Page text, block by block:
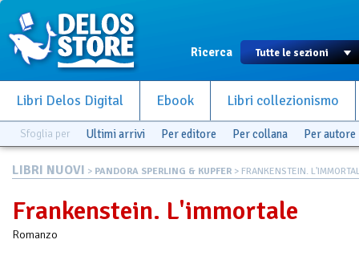
Ricerca
Libri Delos Digital Ebook Libri collezionismo
Sfoglia per Ultimi arrivi Per editore Per collana Per autore
LIBRI NUOVI > PANDORA SPERLING & KUPFER > FRANKENSTEIN.
Frankenstein. L'immortale
Romanzo